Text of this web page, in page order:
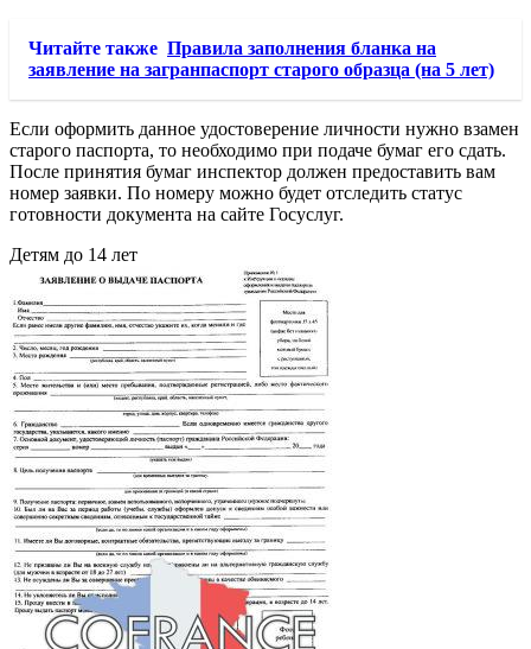
Читайте также Правила заполнения бланка на
заявление на загранпаспорт старого образца (на 5 лет)
Если оформить данное удостоверение личности нужно взамен
старого паспорта, то необходимо при подаче бумаг его сдать.
После принятия бумаг инспектор должен предоставить вам
номер заявки. По номеру можно будет отследить статус
готовности документа на сайте Госуслуг.
Детям до 14 лет